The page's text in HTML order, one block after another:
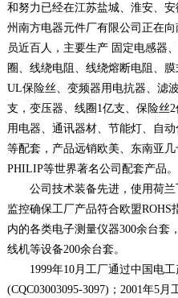
和努力已经在江苏盐城、淮安、
州南方电器元件厂有限公司正在
员近百人，主要生产 固定电感器
圈、线绕电阻、线绕熔断电阻、
UL保险丝、变频器用电抗器、滤
支，变压器、线圈1亿支、保险丝
用电器、通讯器材、节能灯、自
等配套，产品远销欧美、东南亚几
PHILIP等世界著名公司配套产品。
公司技术装备先进，使用荷兰
监控确保工厂产品符合欧盟ROHS
内的各类电子测量仪器300余台套
线机等设备200余台套。
1999年10月工厂通过中国电工
(CQC03003095-3097)；2001年5